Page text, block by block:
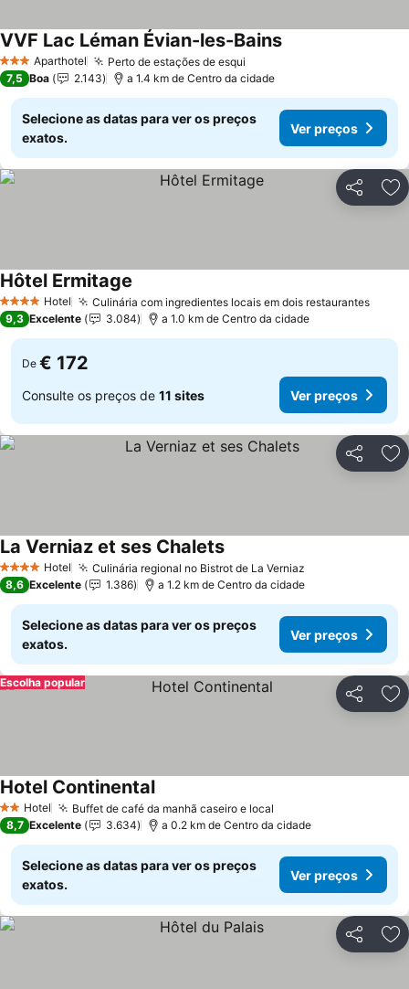
3 EstrelasAparthotel Perto de estações de esqui
VVF Lac Léman Évian-les-Bains
7,5 Boa 2.143 a 1.4 km de Centro da cidade
Selecione as datas para ver os preços
exatos.
Ver preços
Partilhar
4 EstrelasHotel Culinária com ingredientes locais em dois restaurantes
Hôtel Ermitage
9,3 Excelente 3.084 a 1.0 km de Centro da cidade
De € 172
Consulte os preços de 11 sites Ver preços
Partilhar
4 EstrelasHotel Culinária regional no Bistrot de La Verniaz
La Verniaz et ses Chalets
8,6 Excelente 1.386 a 1.2 km de Centro da cidade
Selecione as datas para ver os preços
exatos.
Ver preços
Partilhar
Escolha popular
2 Estrelas
Hotel Buffet de café da manhã caseiro e local
Hotel Continental
8,7 Excelente 3.634 a 0.2 km de Centro da cidade
Selecione as datas para ver os preços
exatos.
Ver preços
Partilhar